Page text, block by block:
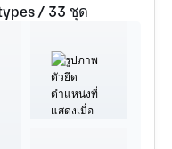
/ 33 ชุด